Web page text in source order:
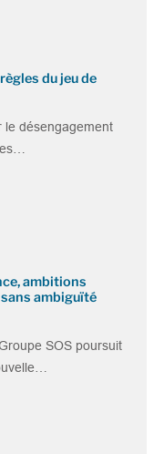
du jeu de
le désengagement
ambitions
ambiguïté
SOS poursuit